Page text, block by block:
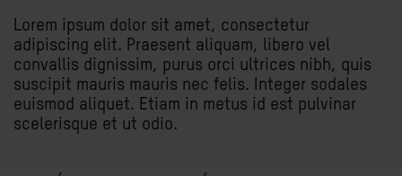
Lorem ipsum dolor sit amet, consectetur
adipiscing elit. Praesent aliquam, libero vel
convallis dignissim, purus orci ultrices nibh, quis
suscipit mauris mauris nec felis. Integer sodales
euismod aliquet. Etiam in metus id est pulvinar
scelerisque et ut odio.